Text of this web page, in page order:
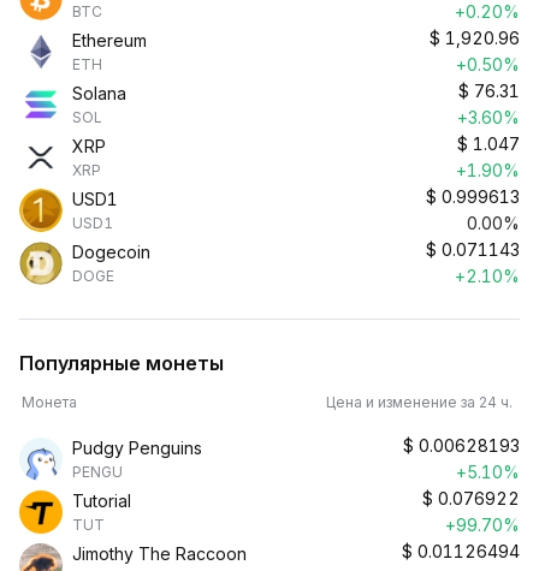
BTC
+0.20%
Ethereum
ETH
$ 1,920.96
+0.50%
Solana
SOL
$ 76.31
+3.60%
XRP
XRP
$ 1.047
+1.90%
USD1
USD1
$ 0.999613
0.00%
Dogecoin
DOGE
$ 0.071143
+2.10%
Популярные монеты
Монета Цена и изменение за 24 ч.
Pudgy Penguins
PENGU
$ 0.00628193
+5.10%
Tutorial
TUT
$ 0.076922
+99.70%
Jimothy The Raccoon
$ 0.01126494